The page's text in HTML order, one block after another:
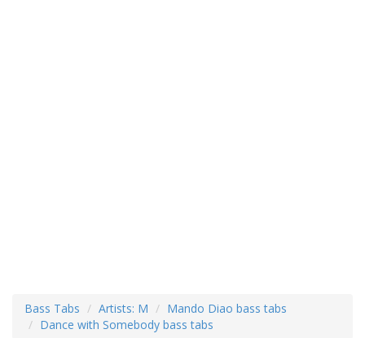
Bass Tabs Artists: M
Mando Diao bass tabs
Dance with Somebody bass tabs